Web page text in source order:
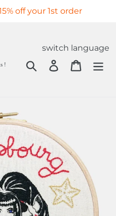
off your 1st order
switch language
Search Log in Cart